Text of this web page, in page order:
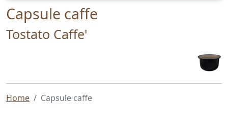
Capsule caffe
Tostato Caffe'
Home Capsule caffe